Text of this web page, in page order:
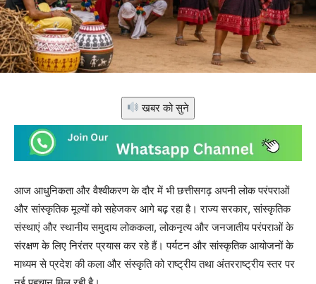
खबर को सुने
आज आधुनिकता और वैश्वीकरण के दौर में भी छत्तीसगढ़ अपनी लोक परंपराओं
और सांस्कृतिक मूल्यों को सहेजकर आगे बढ़ रहा है। राज्य सरकार, सांस्कृतिक
संस्थाएं और स्थानीय समुदाय लोककला, लोकनृत्य और जनजातीय परंपराओं के
संरक्षण के लिए निरंतर प्रयास कर रहे हैं। पर्यटन और सांस्कृतिक आयोजनों के
माध्यम से प्रदेश की कला और संस्कृति को राष्ट्रीय तथा अंतरराष्ट्रीय स्तर पर